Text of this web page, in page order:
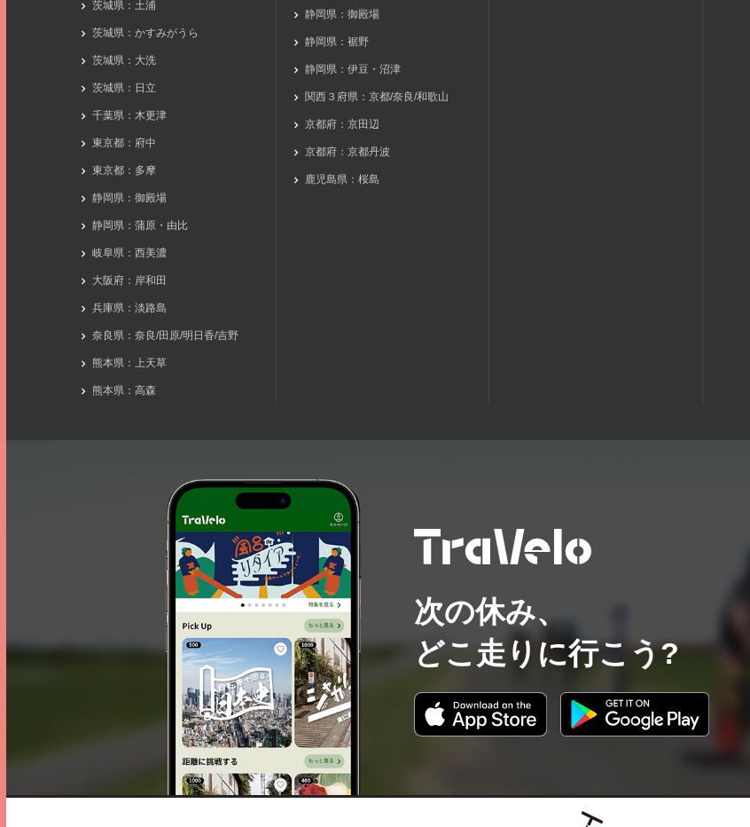
茨城県：土浦
茨城県：かすみがうら
茨城県：大洗
茨城県：日立
千葉県：木更津
東京都：府中
東京都：多摩
静岡県：御殿場
静岡県：蒲原・由比
岐阜県：西美濃
大阪府：岸和田
兵庫県：淡路島
奈良県：奈良/田原/明日香/吉野
熊本県：上天草
熊本県：高森
静岡県：御殿場
静岡県：裾野
静岡県：伊豆・沼津
関西３府県：京都/奈良/和歌山
京都府：京田辺
京都府：京都丹波
鹿児島県：桜島
次の休み、
どこ走りに行こう?